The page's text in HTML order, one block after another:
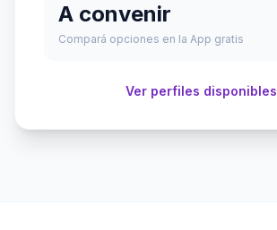
A convenir
Compará opciones en la App gratis
Ver perfiles disponibles